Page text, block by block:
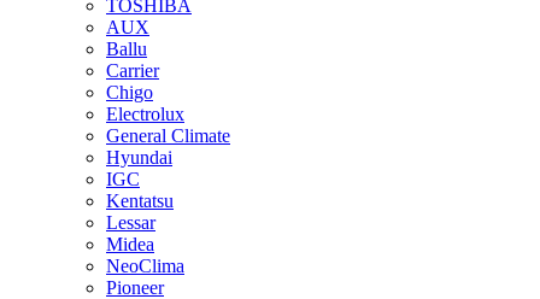
TOSHIBA
AUX
Ballu
Carrier
Chigo
Electrolux
General Climate
Hyundai
IGC
Kentatsu
Lessar
Midea
NeoClima
Pioneer